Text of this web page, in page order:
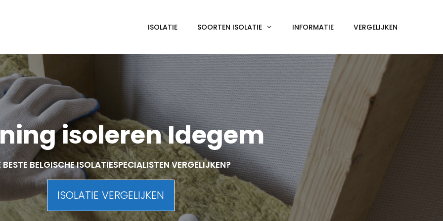
ISOLATIE SOORTEN ISOLATIE INFORMATIE VERGELIJKEN
isoleren Idegem
BESTE BELGISCHE ISOLATIESPECIALISTEN VERGELIJKEN?
ISOLATIE VERGELIJKEN